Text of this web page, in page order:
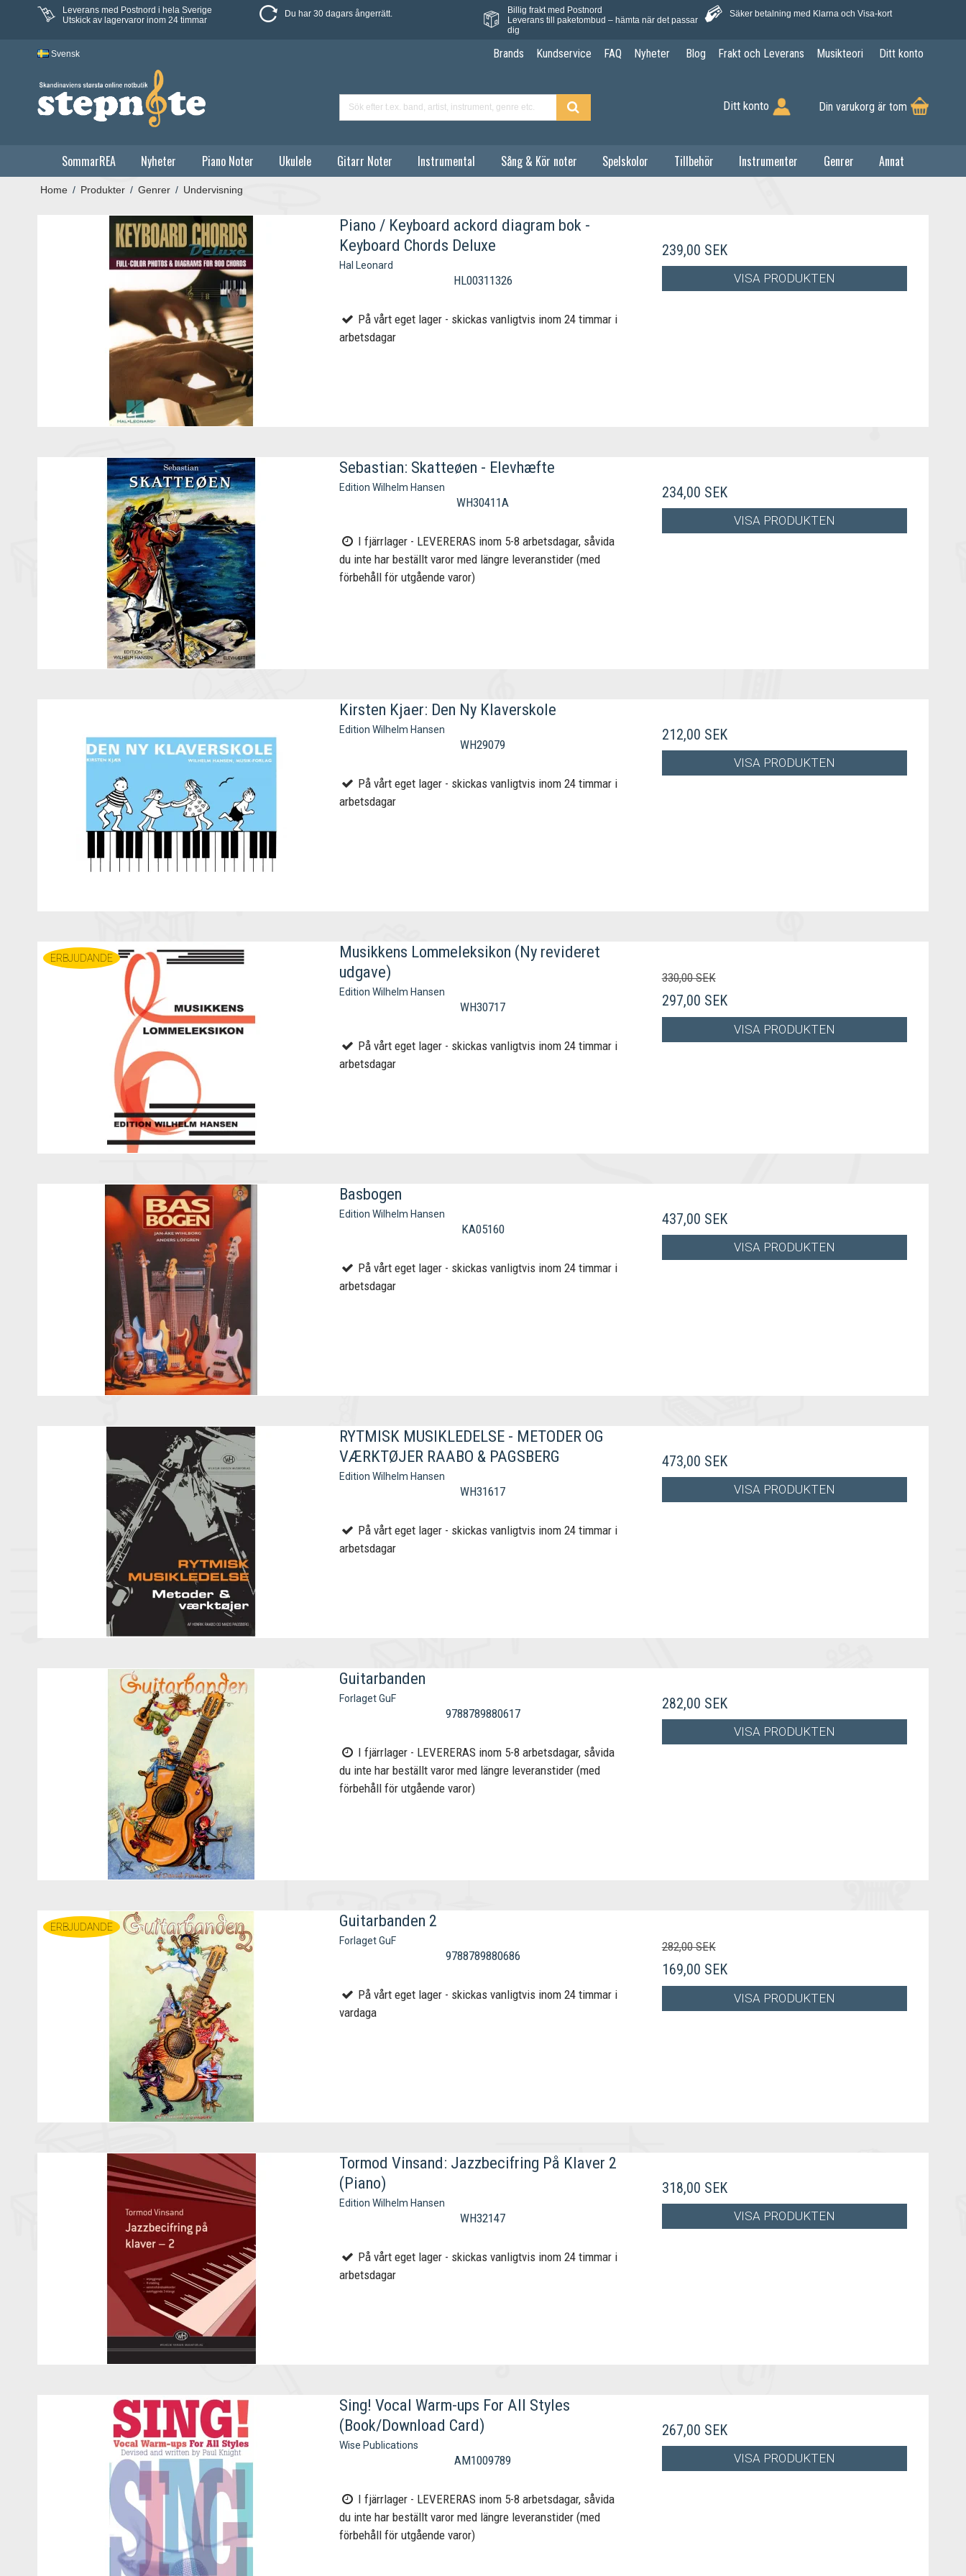
Leverans med Postnord i hela Sverige
Utskick av lagervaror inom 24 timmar
Du har 30 dagars ångerrätt.
Billig frakt med Postnord
Leverans till paketombud – hämta när det passar
dig
Säker betalning med Klarna och Visa-kort
Svensk Brands Kundservice FAQ Nyheter Blog Frakt och Leverans Musikteori Ditt konto
Ditt konto Din varukorg är tom
SommarREA Nyheter Piano Noter Ukulele Gitarr Noter Instrumental Sång & Kör noter Spelskolor Tillbehör Instrumenter Genrer Annat
Home / Produkter / Genrer / Undervisning
Piano / Keyboard ackord diagram bok -
Keyboard Chords Deluxe
Hal Leonard
HL00311326
På vårt eget lager - skickas vanligtvis inom 24 timmar i
arbetsdagar
239,00 SEK
VISA PRODUKTEN
Sebastian: Skatteøen - Elevhæfte
Edition Wilhelm Hansen
WH30411A
I fjärrlager - LEVERERAS inom 5-8 arbetsdagar, såvida
du inte har beställt varor med längre leveranstider (med
förbehåll för utgående varor)
234,00 SEK
VISA PRODUKTEN
Kirsten Kjaer: Den Ny Klaverskole
Edition Wilhelm Hansen
WH29079
På vårt eget lager - skickas vanligtvis inom 24 timmar i
arbetsdagar
212,00 SEK
VISA PRODUKTEN
ERBJUDANDE
Musikkens Lommeleksikon (Ny revideret
udgave)
Edition Wilhelm Hansen
WH30717
På vårt eget lager - skickas vanligtvis inom 24 timmar i
arbetsdagar
330,00 SEK
297,00 SEK
VISA PRODUKTEN
Basbogen
Edition Wilhelm Hansen
KA05160
På vårt eget lager - skickas vanligtvis inom 24 timmar i
arbetsdagar
437,00 SEK
VISA PRODUKTEN
RYTMISK MUSIKLEDELSE - METODER OG
VÆRKTØJER RAABO & PAGSBERG
Edition Wilhelm Hansen
WH31617
På vårt eget lager - skickas vanligtvis inom 24 timmar i
arbetsdagar
473,00 SEK
VISA PRODUKTEN
Guitarbanden
Forlaget GuF
9788789880617
I fjärrlager - LEVERERAS inom 5-8 arbetsdagar, såvida
du inte har beställt varor med längre leveranstider (med
förbehåll för utgående varor)
282,00 SEK
VISA PRODUKTEN
ERBJUDANDE Guitarbanden 2
Forlaget GuF
9788789880686
På vårt eget lager - skickas vanligtvis inom 24 timmar i
vardaga
282,00 SEK
169,00 SEK
VISA PRODUKTEN
Tormod Vinsand: Jazzbecifring På Klaver 2
(Piano)
Edition Wilhelm Hansen
WH32147
På vårt eget lager - skickas vanligtvis inom 24 timmar i
arbetsdagar
318,00 SEK
VISA PRODUKTEN
Sing! Vocal Warm-ups For All Styles
(Book/Download Card)
Wise Publications
AM1009789
I fjärrlager - LEVERERAS inom 5-8 arbetsdagar, såvida
du inte har beställt varor med längre leveranstider (med
förbehåll för utgående varor)
267,00 SEK
VISA PRODUKTEN